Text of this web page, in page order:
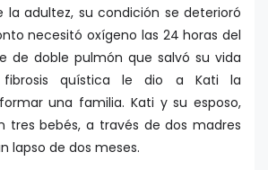
la adultez, su condición se deterioró
necesitó oxígeno las 24 horas del
de doble pulmón que salvó su vida
quística le dio a Kati la
una familia. Kati y su esposo,
tres bebés, a través de dos madres
lapso de dos meses.